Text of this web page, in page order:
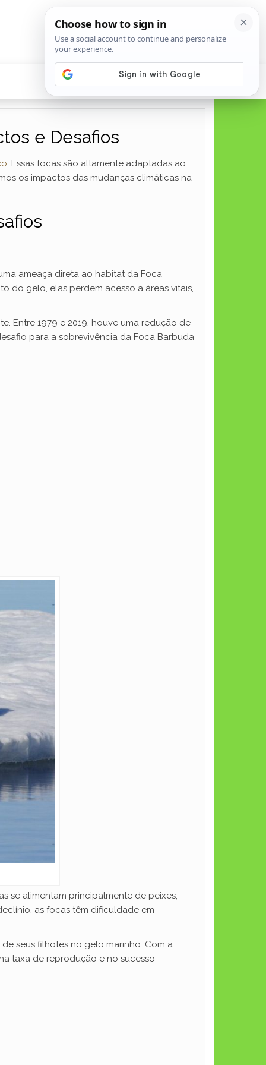
e Desafios
. Essas focas são altamente adaptadas ao
os impactos das mudanças climáticas na
ameaça direta ao habitat da Foca
do gelo, elas perdem acesso a áreas vitais,
Entre 1979 e 2019, houve uma redução de
para a sobrevivência da Foca Barbuda
se alimentam principalmente de peixes,
as focas têm dificuldade em
seus filhotes no gelo marinho. Com a
taxa de reprodução e no sucesso